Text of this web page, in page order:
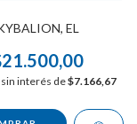
EL
interés de$7.166,67